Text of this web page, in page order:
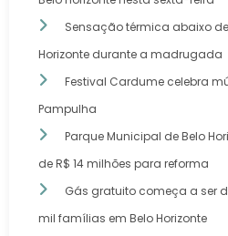
Sensação térmica abaixo
Horizonte durante a madrugada
Festival Cardume celebra
Pampulha
Parque Municipal de Belo
de R$ 14 milhões para reforma
Gás gratuito começa a ser
mil famílias em Belo Horizonte